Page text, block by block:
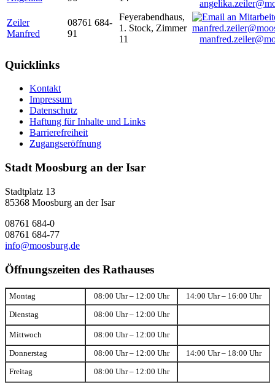
Zeiler
Manfred
08761 684-
91
Feyerabendhaus,
1. Stock, Zimmer
11
Quicklinks
Kontakt
Impressum
Datenschutz
Haftung für Inhalte und Links
Barrierefreiheit
Zugangseröffnung
Stadt Moosburg an der Isar
Stadtplatz 13
85368 Moosburg an der Isar
08761 684-0
08761 684-77
info@moosburg.de
Öffnungszeiten des Rathauses
Montag 08:00 Uhr – 12:00 Uhr 14:00 Uhr – 16:00 Uhr
Dienstag 08:00 Uhr – 12:00 Uhr
Mittwoch 08:00 Uhr – 12:00 Uhr
Donnerstag 08:00 Uhr – 12:00 Uhr 14:00 Uhr – 18:00 Uhr
Freitag 08:00 Uhr – 12:00 Uhr